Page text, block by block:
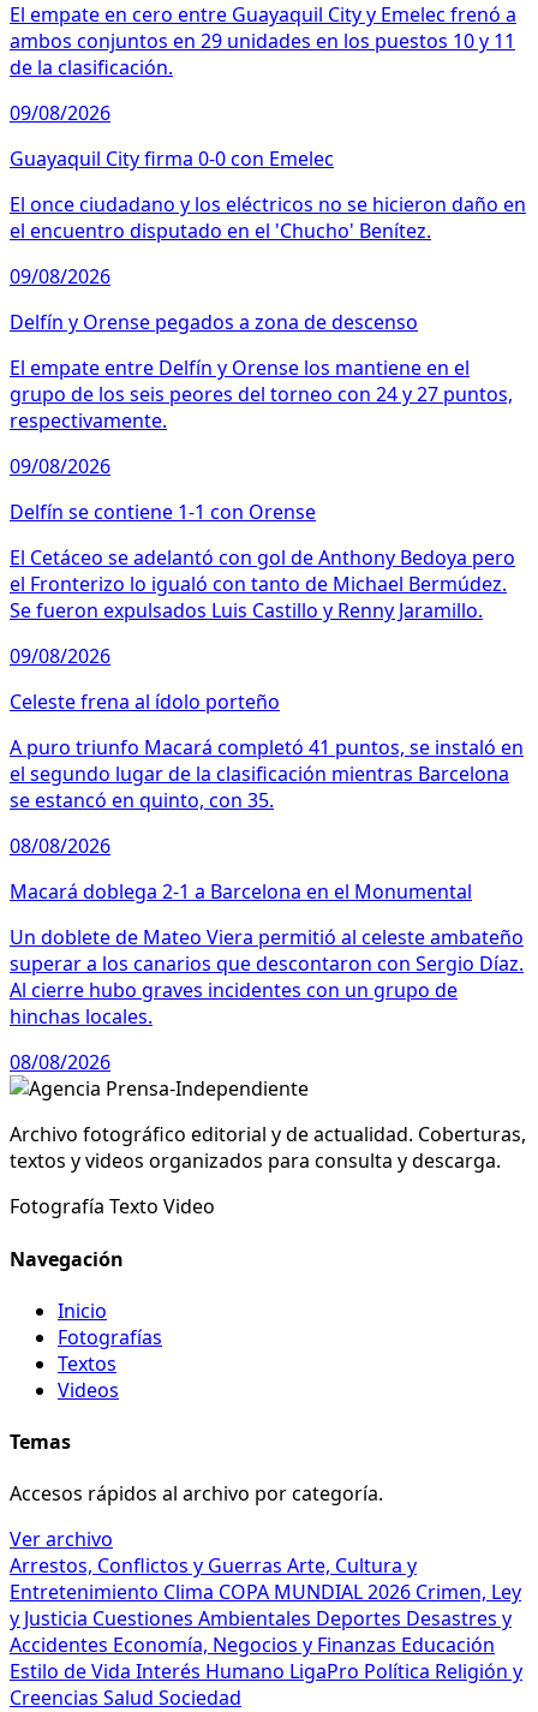
El empate en cero entre Guayaquil City y Emelec frenó a
ambos conjuntos en 29 unidades en los puestos 10 y 11
de la clasificación.
09/08/2026
Guayaquil City firma 0-0 con Emelec
El once ciudadano y los eléctricos no se hicieron daño en
el encuentro disputado en el 'Chucho' Benítez.
09/08/2026
Delfín y Orense pegados a zona de descenso
El empate entre Delfín y Orense los mantiene en el
grupo de los seis peores del torneo con 24 y 27 puntos,
respectivamente.
09/08/2026
Delfín se contiene 1-1 con Orense
El Cetáceo se adelantó con gol de Anthony Bedoya pero
el Fronterizo lo igualó con tanto de Michael Bermúdez.
Se fueron expulsados Luis Castillo y Renny Jaramillo.
09/08/2026
Celeste frena al ídolo porteño
A puro triunfo Macará completó 41 puntos, se instaló en
el segundo lugar de la clasificación mientras Barcelona
se estancó en quinto, con 35.
08/08/2026
Macará doblega 2-1 a Barcelona en el Monumental
Un doblete de Mateo Viera permitió al celeste ambateño
superar a los canarios que descontaron con Sergio Díaz.
Al cierre hubo graves incidentes con un grupo de
hinchas locales.
08/08/2026
Archivo fotográfico editorial y de actualidad. Coberturas,
textos y videos organizados para consulta y descarga.
Fotografía Texto Video
Navegación
Inicio
Fotografías
Textos
Videos
Temas
Accesos rápidos al archivo por categoría.
Ver archivo
Arrestos, Conflictos y Guerras Arte, Cultura y
Entretenimiento Clima COPA MUNDIAL 2026 Crimen, Ley
y Justicia Cuestiones Ambientales Deportes Desastres y
Accidentes Economía, Negocios y Finanzas Educación
Estilo de Vida Interés Humano LigaPro Política Religión y
Creencias Salud Sociedad